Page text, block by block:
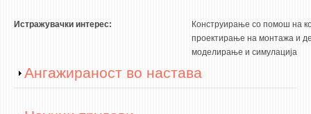
Истражувачки интерес:
Конструирање со помош на
проектирање на монтажа и
моделирање и симулација
Show
Ангажираност во настава